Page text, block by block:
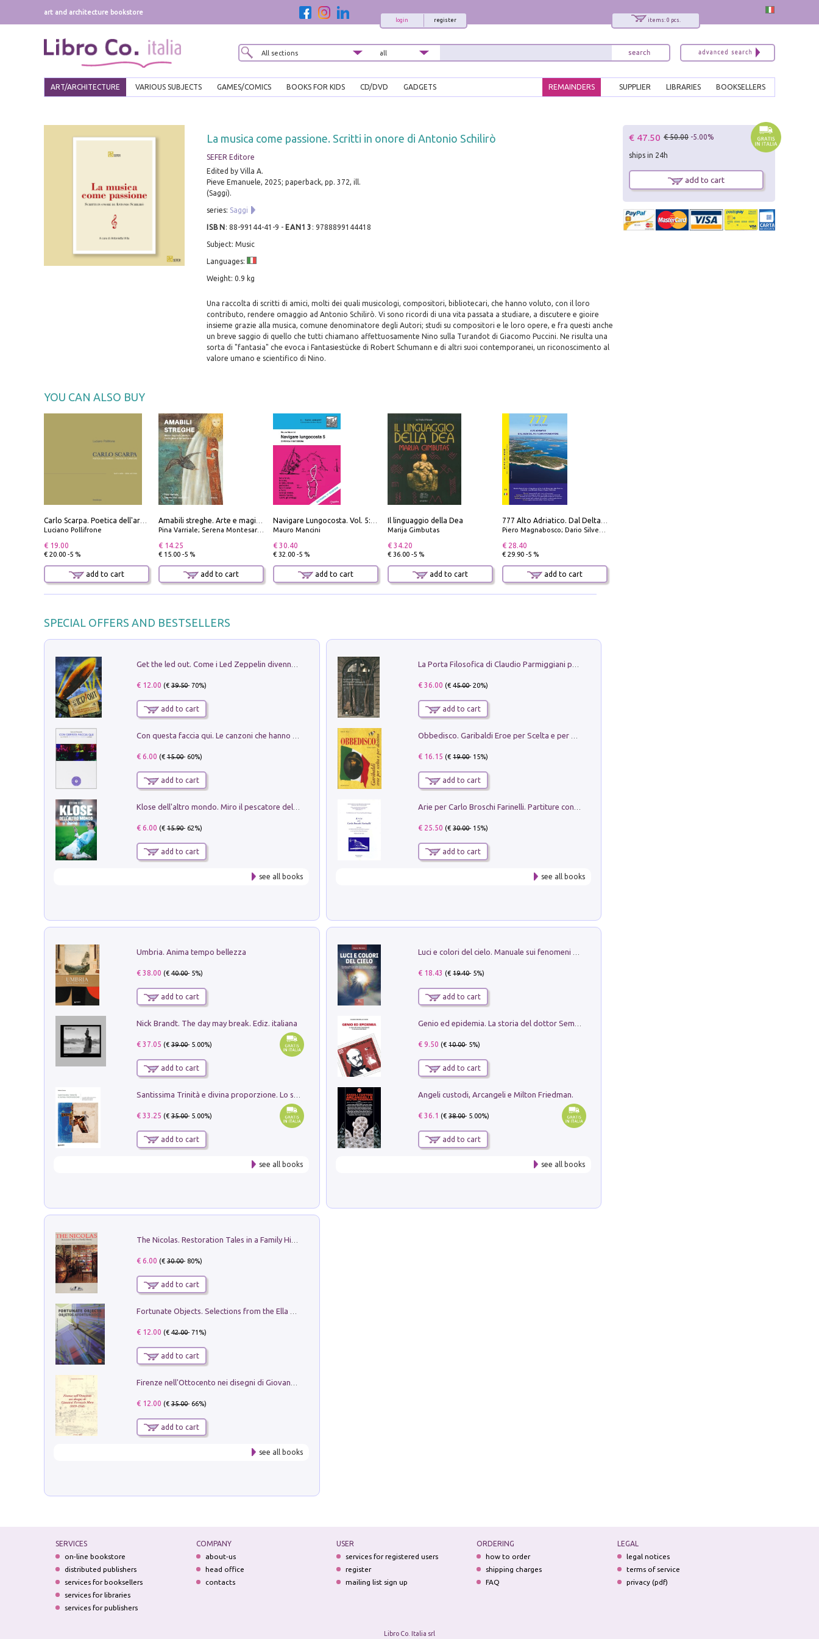
art and architecture bookstore
items: 0 pcs.
register
login
ART/ARCHITECTURE VARIOUS SUBJECTS GAMES/COMICS BOOKS FOR KIDS CD/DVD GADGETS BOOKSELLERS
LIBRARIES
SUPPLIER
REMAINDERS
La musica come passione. Scritti in onore di Antonio Schilirò
SEFER Editore
Edited by Villa A.
Pieve Emanuele, 2025; paperback, pp. 372, ill.
(Saggi).
series: Saggi
ISBN : 88-99144-41-9 - EAN13 : 9788899144418
Subject: Music
Languages:
Weight: 0.9 kg
Una raccolta di scritti di amici, molti dei quali musicologi, compositori, bibliotecari, che hanno voluto, con il loro
contributo, rendere omaggio ad Antonio Schilirò. Vi sono ricordi di una vita passata a studiare, a discutere e gioire
insieme grazie alla musica, comune denominatore degli Autori; studi su compositori e le loro opere, e fra questi anche
un breve saggio di quello che tutti chiamano affettuosamente Nino sulla Turandot di Giacomo Puccini. Ne risulta una
sorta di "fantasia" che evoca i Fantasiestücke di Robert Schumann e di altri suoi contemporanei, un riconoscimento al
valore umano e scientifico di Nino.
YOU CAN ALSO BUY
Luciano Pollifrone
€ 19.00
€ 20.00 -5 %
add to cart
Pina Varriale; Serena Montesarchio
€ 14.25
€ 15.00 -5 %
add to cart
Mauro Mancini
€ 30.40
€ 32.00 -5 %
add to cart
Il linguaggio della Dea
Marija Gimbutas
€ 34.20
€ 36.00 -5 %
add to cart
Piero Magnabosco; Dario Silvestro; Marco Sbrizzi
€ 28.40
€ 29.90 -5 %
add to cart
SPECIAL OFFERS AND BESTSELLERS
€ 12.00 (€39.50- 70%)
add to cart
€ 6.00 (€15.00- 60%)
add to cart
Klose dell'altro mondo. Miro il pescatore del goal
€ 6.00 (€15.90- 62%)
add to cart
see all books
€ 36.00 (€45.00- 20%)
add to cart
€ 16.15 (€19.00- 15%)
add to cart
€ 25.50 (€30.00- 15%)
add to cart
see all books
Umbria. Anima tempo bellezza
€ 38.00 (€40.00- 5%)
add to cart
Nick Brandt. The day may break. Ediz. italiana
€ 37.05 (€39.00- 5.00%)
add to cart
€ 33.25 (€35.00- 5.00%)
add to cart
see all books
€ 18.43 (€19.40- 5%)
add to cart
€ 9.50 (€10.00- 5%)
add to cart
Angeli custodi, Arcangeli e Milton Friedman.
€ 36.1 (€38.00- 5.00%)
add to cart
see all books
€ 6.00 (€30.00- 80%)
add to cart
€ 12.00 (€42.00- 71%)
add to cart
€ 12.00 (€35.00- 66%)
add to cart
see all books
€ 47.50 € 50.00 -5.00%
ships in 24h
add to cart
SERVICES
on-line bookstore
distributed publishers
services for booksellers
services for libraries
services for publishers
COMPANY
about-us
head office
contacts
USER
services for registered users
register
mailing list sign up
ORDERING
how to order
shipping charges
FAQ
LEGAL
legal notices
terms of service
privacy (pdf)
Libro Co. Italia srl
x
Interessato ai nostri libri?
Sarai informato delle nostre novità, potrai
comunque cancellarti quando desideri.
modulo di iscrizione